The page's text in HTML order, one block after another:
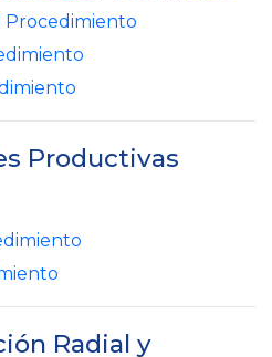
Procedimiento
Productivas
Radial y